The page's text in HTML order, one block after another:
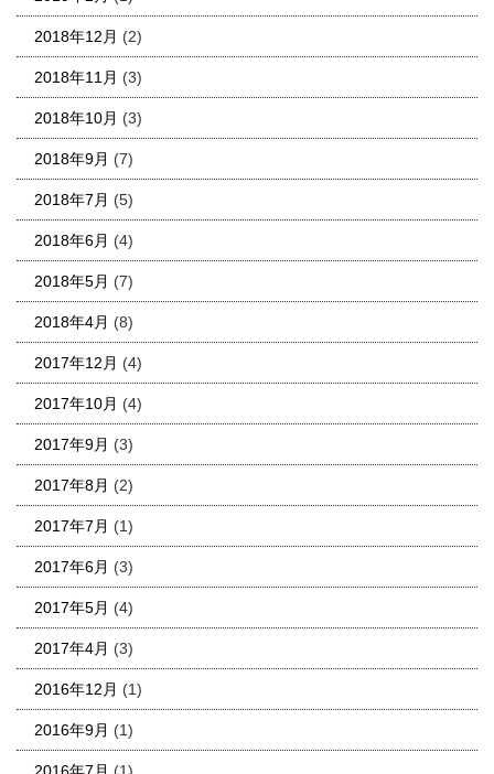
2018年12月 (2)
2018年11月 (3)
2018年10月 (3)
2018年9月 (7)
2018年7月 (5)
2018年6月 (4)
2018年5月 (7)
2018年4月 (8)
2017年12月 (4)
2017年10月 (4)
2017年9月 (3)
2017年8月 (2)
2017年7月 (1)
2017年6月 (3)
2017年5月 (4)
2017年4月 (3)
2016年12月 (1)
2016年9月 (1)